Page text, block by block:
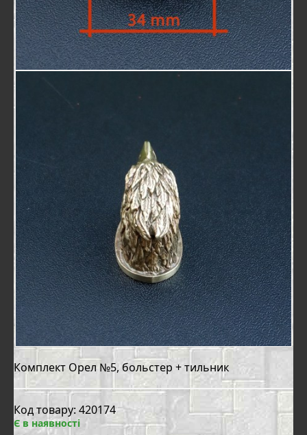
Комплект Орел №5, больстер + тильник
Код товару: 420174
Є в наявності